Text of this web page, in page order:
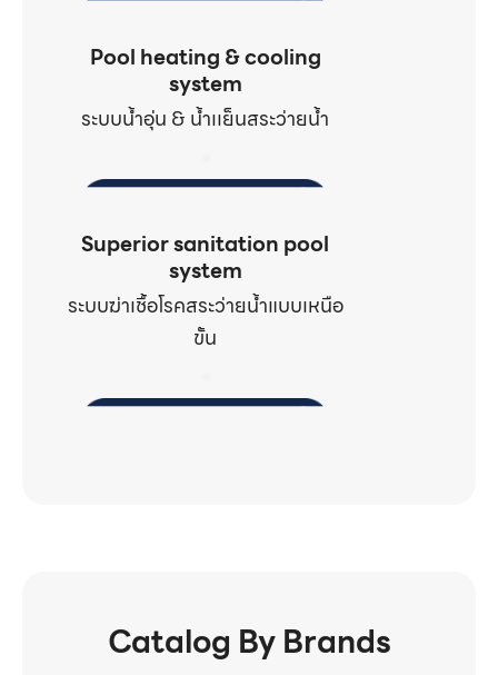
Pool heating & cooling
system
ระบบน้ำอุ่น & น้ำเเย็นสระว่ายน้ำ
Superior sanitation pool
system
ระบบฆ่าเชื้อโรคสระว่ายน้ำแบบเหนือ
ขั้น
Catalog By Brands